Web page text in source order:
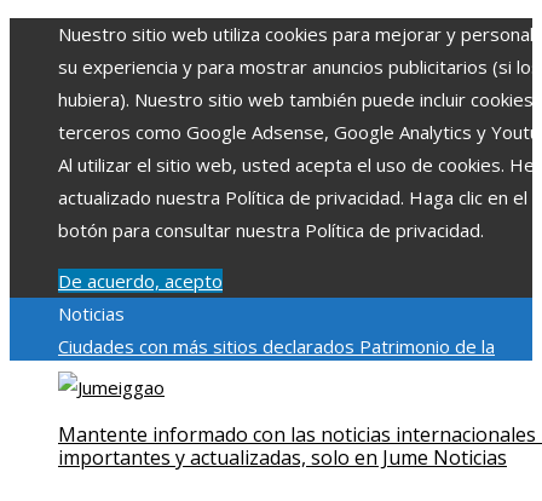
Nuestro sitio web utiliza cookies para mejorar y
su experiencia y para mostrar anuncios publicitarios (si los
hubiera). Nuestro sitio web también puede incluir cookies
terceros como Google Adsense, Google Analytics y
Al utilizar el sitio web, usted acepta el uso de cookies.
actualizado nuestra Política de privacidad. Haga clic en el
botón para consultar nuestra Política de privacidad.
De acuerdo, acepto
Noticias
Ciudades con más sitios declarados Patrimonio de la
Humanidad y su importancia
la inversión productiva y reducir la fragmentación
en Bosnia y Herzegovina
La gran depresión de 1929 y su
Mantente informado con las noticias internacionales
importantes y actualizadas, solo en Jume Noticias